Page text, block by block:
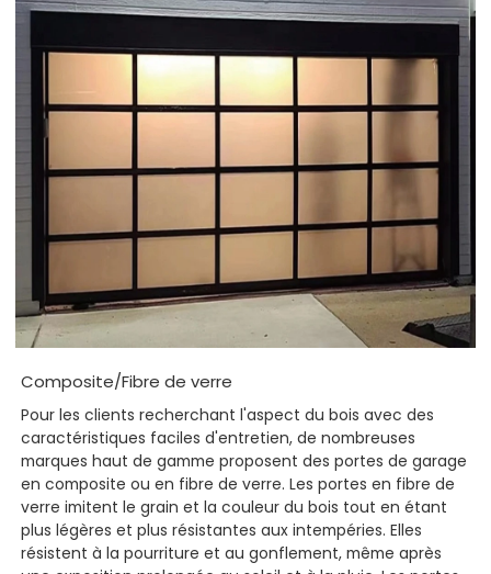
Composite/Fibre de verre
Pour les clients recherchant l'aspect du bois avec des
caractéristiques faciles d'entretien, de nombreuses
marques haut de gamme proposent des portes de garage
en composite ou en fibre de verre. Les portes en fibre de
verre imitent le grain et la couleur du bois tout en étant
plus légères et plus résistantes aux intempéries. Elles
résistent à la pourriture et au gonflement, même après